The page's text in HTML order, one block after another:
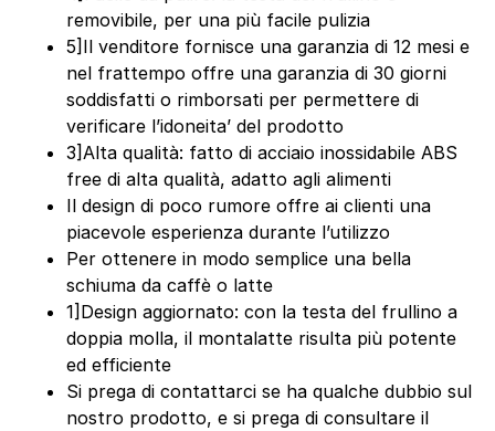
removibile, per una più facile pulizia
5]Il venditore fornisce una garanzia di 12 mesi e
nel frattempo offre una garanzia di 30 giorni
soddisfatti o rimborsati per permettere di
verificare l’idoneita’ del prodotto
3]Alta qualità: fatto di acciaio inossidabile ABS
free di alta qualità, adatto agli alimenti
Il design di poco rumore offre ai clienti una
piacevole esperienza durante l’utilizzo
Per ottenere in modo semplice una bella
schiuma da caffè o latte
1]Design aggiornato: con la testa del frullino a
doppia molla, il montalatte risulta più potente
ed efficiente
Si prega di contattarci se ha qualche dubbio sul
nostro prodotto, e si prega di consultare il